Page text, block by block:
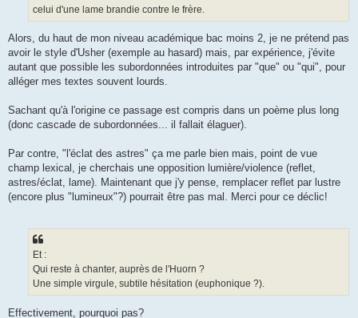
celui d'une lame brandie contre le frère.
Alors, du haut de mon niveau académique bac moins 2, je ne prétend pas
avoir le style d'Usher (exemple au hasard) mais, par expérience, j'évite
autant que possible les subordonnées introduites par "que" ou "qui", pour
alléger mes textes souvent lourds.
Sachant qu'à l'origine ce passage est compris dans un poème plus long
(donc cascade de subordonnées... il fallait élaguer).
Par contre, "l'éclat des astres" ça me parle bien mais, point de vue
champ lexical, je cherchais une opposition lumière/violence (reflet,
astres/éclat, lame). Maintenant que j'y pense, remplacer reflet par lustre
(encore plus "lumineux"?) pourrait être pas mal. Merci pour ce déclic!
Et :
Qui reste à chanter, auprès de l'Huorn ?
Une simple virgule, subtile hésitation (euphonique ?).
Effectivement, pourquoi pas?